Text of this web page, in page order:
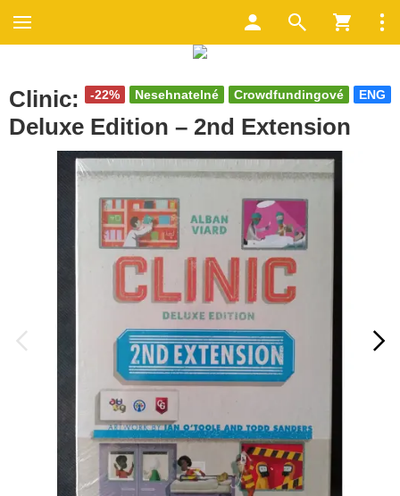
ENG
Crowdfundingové
Nesehnatelné
-22%
Clinic:
Deluxe Edition – 2nd Extension